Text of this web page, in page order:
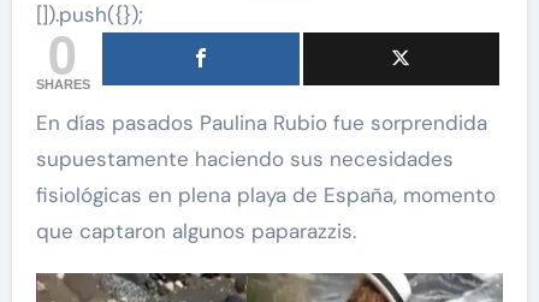
[]).push({});
0
SHARES
En días pasados Paulina Rubio fue sorprendida
supuestamente haciendo sus necesidades
fisiológicas en plena playa de España, momento
que captaron algunos paparazzis.